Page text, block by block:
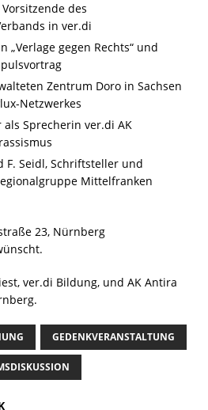
des
in ver.di
„Verlage gegen Rechts“ und
Zentrum Doro in Sachsen
Netzwerkes
als Sprecherin ver.di AK
F. Seidl, Schriftsteller und
Mittelfranken
23, Nürnberg
ver.di Bildung, und AK Antira
GEDENKVERANSTALTUNG